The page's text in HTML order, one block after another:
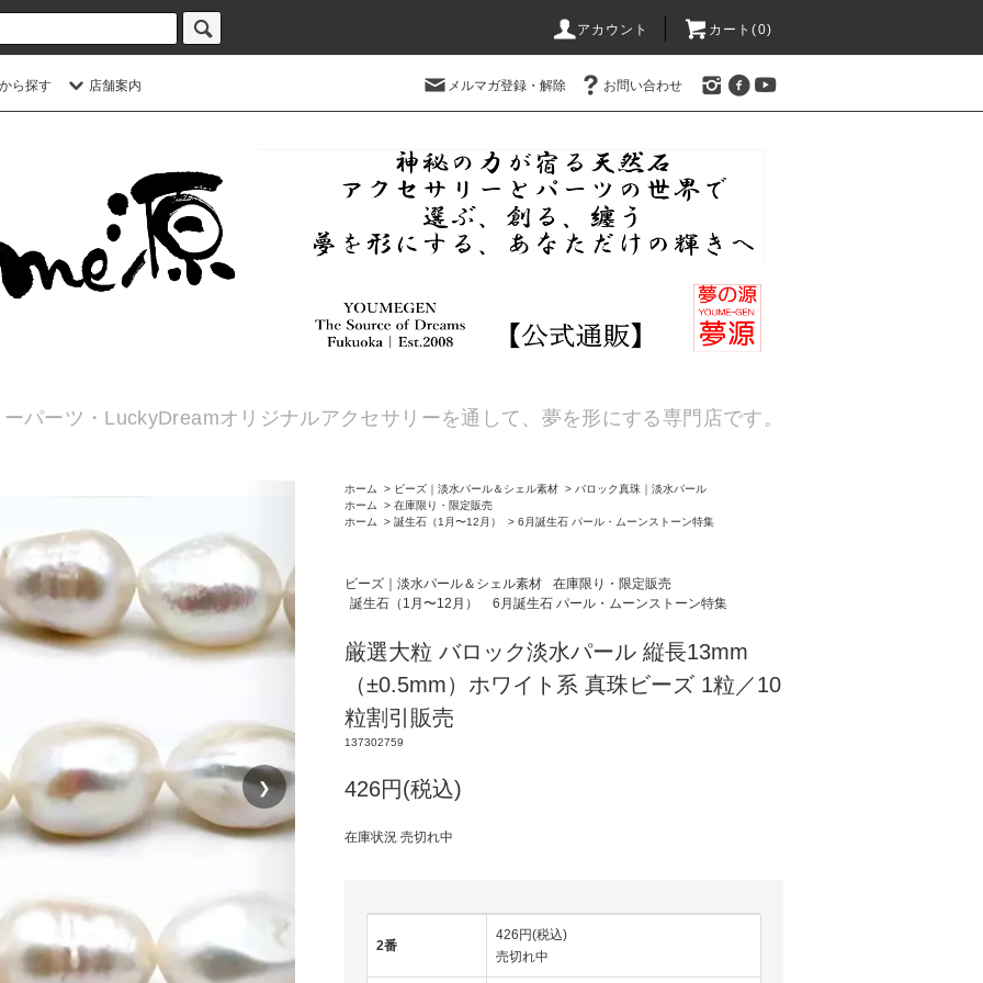
アカウント カート(0)
ら探す 店舗案内 メルマガ登録・解除 お問い合わせ
パーツ・LuckyDreamオリジナルアクセサリーを通して、夢を形にする専門店です。
❯
ホーム > ビーズ｜淡水パール＆シェル素材 > バロック真珠｜淡水パール
ホーム
> 在庫限り・限定販売
ホーム
> 誕生石（1月〜12月） > 6月誕生石 パール・ムーンストーン特集
ビーズ｜淡水パール＆シェル素材
在庫限り・限定販売
誕生石（1月〜12月）
6月誕生石 パール・ムーンストーン特集
厳選大粒 バロック淡水パール 縦長13mm
（±0.5mm）ホワイト系 真珠ビーズ 1粒／10
粒割引販売
137302759
426円(税込)
在庫状況 売切れ中
2番
426円(税込)
売切れ中